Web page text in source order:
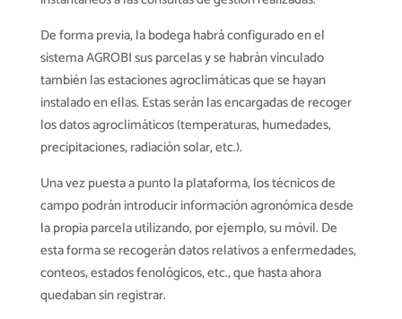
De forma previa, la bodega habrá configurado en el
sistema AGROBI sus parcelas y se habrán vinculado
también las estaciones agroclimáticas que se hayan
instalado en ellas. Estas serán las encargadas de recoger
los datos agroclimáticos (temperaturas, humedades,
precipitaciones, radiación solar, etc.).
Una vez puesta a punto la plataforma, los técnicos de
campo podrán introducir información agronómica desde
la propia parcela utilizando, por ejemplo, su móvil. De
esta forma se recogerán datos relativos a enfermedades,
conteos, estados fenológicos, etc., que hasta ahora
quedaban sin registrar.